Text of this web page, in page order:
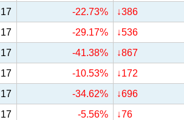
17 -22.73%
↓386
17 -29.17%
↓536
17 -41.38%
↓867
17 -10.53%
↓172
17 -34.62%
↓696
17 -5.56%
↓76